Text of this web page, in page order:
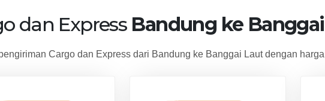
dan Express Bandung ke
Cargo dan Express dari Bandung ke Banggai Laut dengan